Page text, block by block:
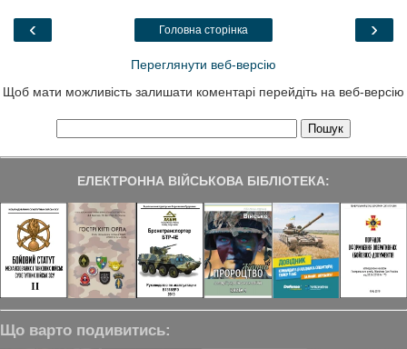
o
a
‹ ›
Головна сторінка
Переглянути веб-версію
Щоб мати можливість залишати коментарі перейдіть на веб-версію
ЕЛЕКТРОННА ВІЙСЬКОВА БІБЛІОТЕКА:
Що варто подивитись: